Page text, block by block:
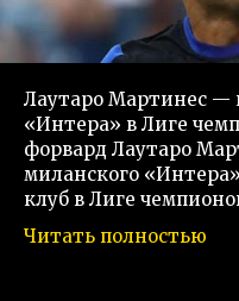
Лаутаро Мартинес —
«Интера» в Лиге
форвард Лаутаро
миланского
клуб в Лиге
Читать полностью